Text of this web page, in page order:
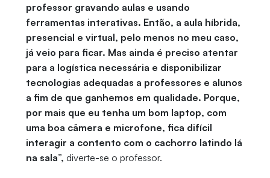
professor gravando aulas e usando
ferramentas interativas. Então, a aula híbrida,
presencial e virtual, pelo menos no meu caso,
já veio para ficar. Mas ainda é preciso atentar
para a logística necessária e disponibilizar
tecnologias adequadas a professores e alunos
a fim de que ganhemos em qualidade. Porque,
por mais que eu tenha um bom laptop, com
uma boa câmera e microfone, fica difícil
interagir a contento com o cachorro latindo lá
na sala”, diverte-se o professor.